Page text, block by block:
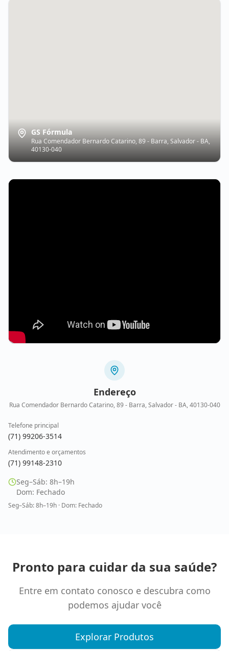
GS Fórmula
Rua Comendador Bernardo Catarino, 89 - Barra, Salvador - BA,
40130-040
Endereço
Rua Comendador Bernardo Catarino, 89 - Barra, Salvador - BA, 40130-040
Telefone principal
(71) 99206-3514
Atendimento e orçamentos
(71) 99148-2310
Seg–Sáb: 8h–19h
Dom: Fechado
Seg–Sáb: 8h–19h · Dom: Fechado
Pronto para cuidar da sua saúde?
Entre em contato conosco e descubra como
podemos ajudar você
Explorar Produtos